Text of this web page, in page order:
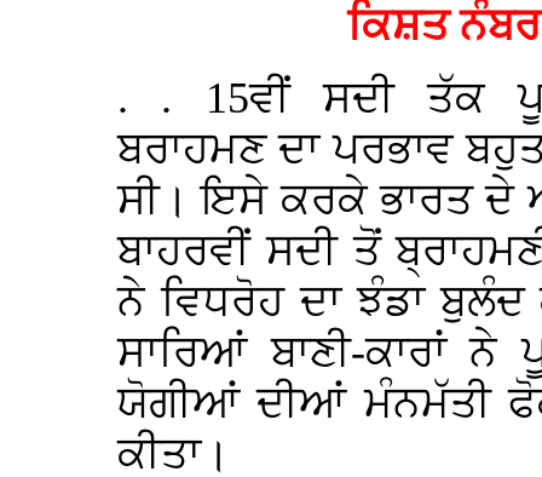
ਕਿਸ਼ਤ
. . 15ਵੀਂ ਸਦੀ ਤੱਕ
ਬਰਾਹਮਣ ਦਾ ਪਰਭਾਵ
ਸੀ। ਇਸੇ ਕਰਕੇ ਭਾਰਤ ਦੇ
ਬਾਹਰਵੀਂ ਸਦੀ ਤੋਂ
ਨੇ ਵਿਧਰੋਹ ਦਾ ਝੰਡਾ
ਸਾਰਿਆਂ ਬਾਣੀ-ਕਾਰਾਂ ਨੇ
ਯੋਗੀਆਂ ਦੀਆਂ ਮੰਨਮੱਤੀ
ਕੀਤਾ।